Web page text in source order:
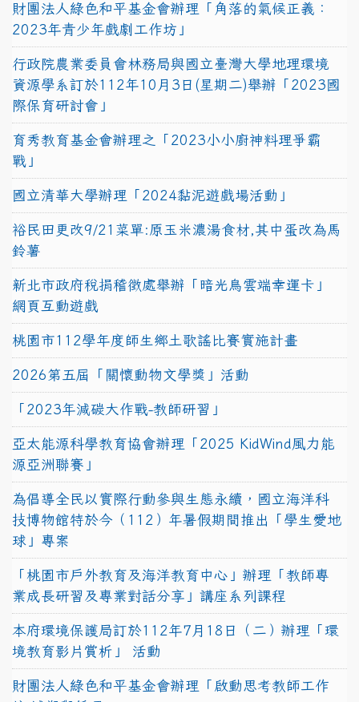
財團法人綠色和平基金會辦理「角落的氣候正義：
2023年青少年戲劇工作坊」
行政院農業委員會林務局與國立臺灣大學地理環境
資源學系訂於112年10月3日(星期二)舉辦「2023國
際保育研討會」
育秀教育基金會辦理之「2023小小廚神料理爭霸
戰」
國立清華大學辦理「2024黏泥遊戲場活動」
裕民田更改9/21菜單:原玉米濃湯食材,其中蛋改為馬
鈴薯
新北市政府稅捐稽徵處舉辦「暗光鳥雲端幸運卡」
網頁互動遊戲
桃園市112學年度師生鄉土歌謠比賽實施計畫
2026第五屆「關懷動物文學獎」活動
「2023年減碳大作戰-教師研習」
亞太能源科學教育協會辦理「2025 KidWind風力能
源亞洲聯賽」
為倡導全民以實際行動參與生態永續，國立海洋科
技博物館特於今（112）年暑假期間推出「學生愛地
球」專案
「桃園市戶外教育及海洋教育中心」辦理「教師專
業成長研習及專業對話分享」講座系列課程
本府環境保護局訂於112年7月18日（二）辦理「環
境教育影片賞析」 活動
財團法人綠色和平基金會辦理「啟動思考教師工作